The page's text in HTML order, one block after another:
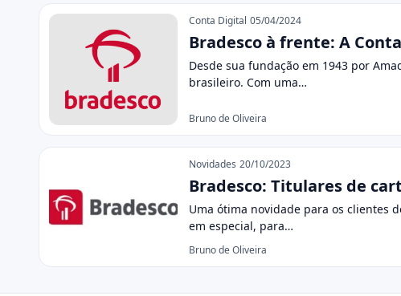
Conta Digital 05/04/2024
Bradesco à frente: A
Desde sua fundação em 1943 por
brasileiro. Com uma…
Bruno de Oliveira
Novidades 20/10/2023
Bradesco: Titulares de
Uma ótima novidade para os clientes
em especial, para…
Bruno de Oliveira